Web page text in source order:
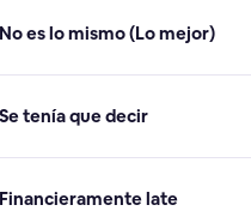
No es lo mismo (Lo mejor)
Se tenía que decir
Financieramente late